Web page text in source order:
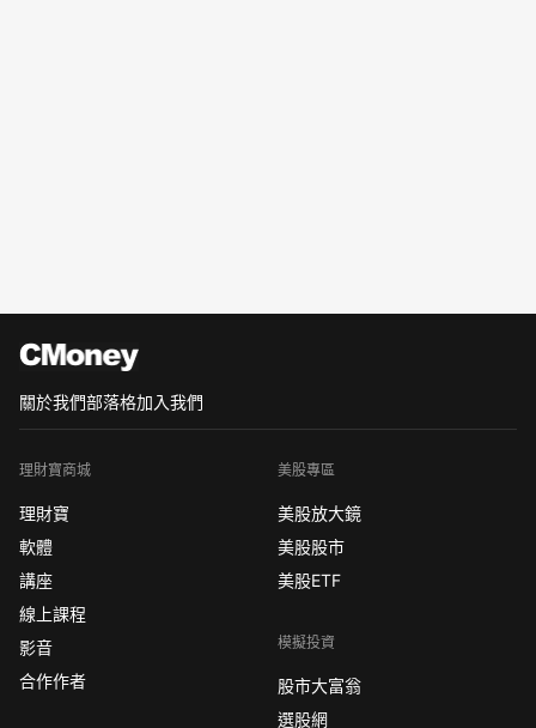
關於我們部落格加入我們
理財寶商城
理財寶
軟體
講座
線上課程
影音
合作作者
美股專區
美股放大鏡
美股股市
美股ETF
模擬投資
股市大富翁
選股網